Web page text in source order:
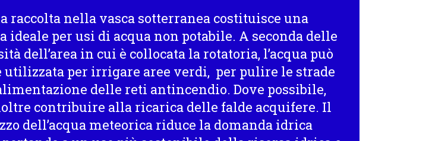
raccolta nella vasca sotterranea costituisce una
ideale per usi di acqua non potabile. A seconda delle
dell’area in cui è collocata la rotatoria, l’acqua può
utilizzata per irrigare aree verdi, per pulire le strade
delle reti antincendio. Dove possibile,
contribuire alla ricarica delle falde acquifere. Il
dell’acqua meteorica riduce la domanda idrica